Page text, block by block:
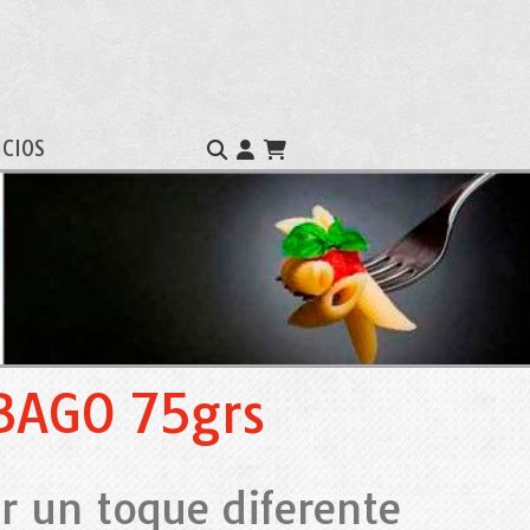
75grs
un toque diferente